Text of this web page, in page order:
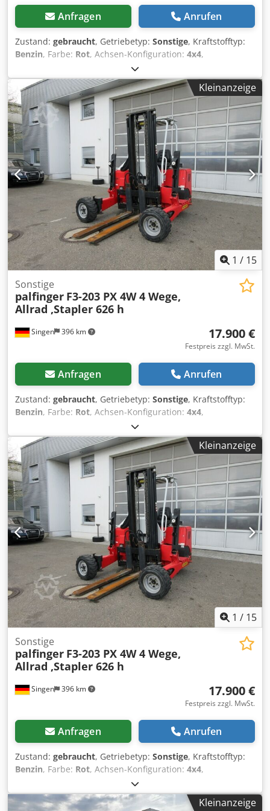
Anfragen Anrufen
Zustand: gebraucht, Getriebetyp: Sonstige, Kraftstofftyp:
Benzin, Farbe: Rot, Achsen-Konfiguration: 4x4,
, Emissionsklasse:
Sonstige, Baujahr:2020, Betriebsstunden:625 h,
Fahrerkabine:Sonstige, Tragkraft:2.000 kg , Ausstattung:
Allradantrieb, Allrad, inkl. Mwst. Dsdpfxszl Evrs Adtswa
Kleinanzeige
1 / 15
Singen 396 km
Sonstige
palfinger F3-203 PX 4W 4 Wege,
Allrad ,Stapler 626 h
17.900 €
Festpreis zzgl. MwSt.
Anfragen Anrufen
Zustand: gebraucht, Getriebetyp: Sonstige, Kraftstofftyp:
Benzin, Farbe: Rot, Achsen-Konfiguration: 4x4,
, Emissionsklasse:
Sonstige, Baujahr:2020, Betriebsstunden:625 h,
Fahrerkabine:Sonstige, Tragkraft:2.000 kg , Ausstattung:
Allradantrieb, Allrad, inkl. Mwst. Djdpfozl Evxjx Adtewa
Kleinanzeige
1 / 15
Singen 396 km
Sonstige
palfinger F3-203 PX 4W 4 Wege,
Allrad ,Stapler 626 h
17.900 €
Festpreis zzgl. MwSt.
Anfragen Anrufen
Zustand: gebraucht, Getriebetyp: Sonstige, Kraftstofftyp:
Benzin, Farbe: Rot, Achsen-Konfiguration: 4x4,
, Emissionsklasse:
Sonstige, Baujahr:2020, Betriebsstunden:625 h,
Fahrerkabine:Sonstige, Tragkraft:2.000 kg , Ausstattung:
Kleinanzeige